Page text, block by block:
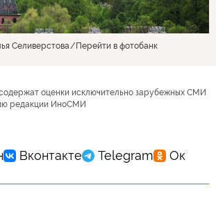
Селиверстова Перейти в фотобанк
оценки исключительно зарубежных СМИ
редакции ИноСМИ